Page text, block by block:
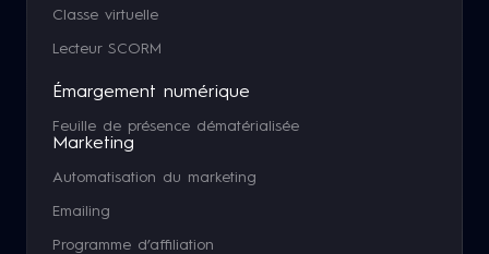
Classe virtuelle
Lecteur SCORM
Émargement numérique
Feuille de présence dématérialisée
Marketing
Automatisation du marketing
Emailing
Programme d’affiliation